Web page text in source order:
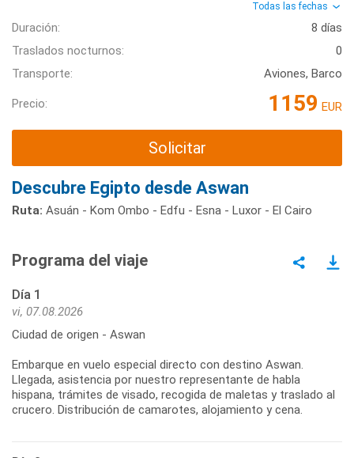
Todas las fechas
Duración:
8 días
Traslados nocturnos:
0
Transporte:
Aviones, Barco
Precio: 1159 EUR
Solicitar
Descubre Egipto desde Aswan
Ruta: Asuán - Kom Ombo - Edfu - Esna - Luxor - El Cairo
Programa del viaje
Día 1
vi, 07.08.2026
Ciudad de origen - Aswan
Embarque en vuelo especial directo con destino Aswan.
Llegada, asistencia por nuestro representante de habla
hispana, trámites de visado, recogida de maletas y traslado al
crucero. Distribución de camarotes, alojamiento y cena.